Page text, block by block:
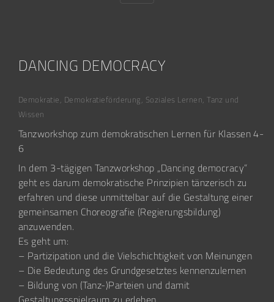
DANCING DEMOCRACY
Demokratie, Demokratieförderung, Soziales Lernen,Tanz und
Wissen
Tanzworkshop zum demokratischen Lernen für Klassen 4-
6
In dem 3-tägigen Tanzworkshop „Dancing democracy“
geht es darum demokratische Prinzipien tänzerisch zu
erfahren und diese unmittelbar auf die Gestaltung einer
gemeinsamen Choreografie (Regierungsbildung)
anzuwenden.
Es geht um:
– Partizipation und die Vielschichtigkeit von Meinungen
– Die Bedeutung des Grundgesetztes kennenzulernen
– Bildung von (Tanz-)Parteien und damit